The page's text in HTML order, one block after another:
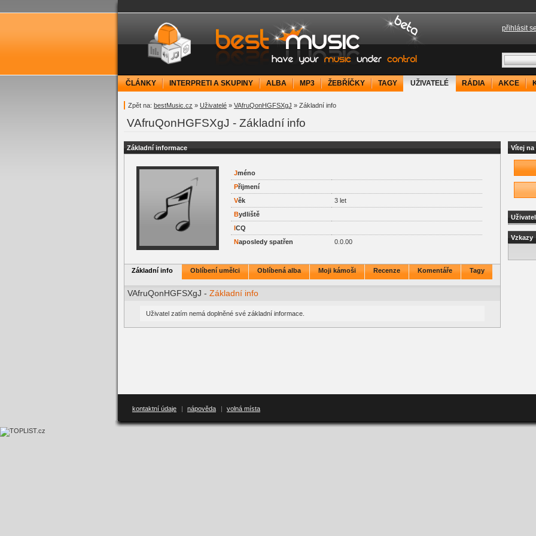
bestMusic.cz - Have your music under control
přihlásit se
ČLÁNKY INTERPRETI A SKUPINY ALBA MP3 ŽEBŘÍČKY TAGY UŽIVATELÉ RÁDIA AKCE
Zpět na: bestMusic.cz » Uživatelé » VAfruQonHGFSXgJ » Základní info
VAfruQonHGFSXgJ - Základní info
Základní informace
Jméno
Přijmení
Věk
3 let
Bydliště
ICQ
Naposledy spatřen 0.0.00
Základní info Oblíbení umělci Oblíbená alba Moji kámoši Recenze Komentáře Tagy
VAfruQonHGFSXgJ - Základní info
Uživatel zatím nemá doplněné své základní informace.
Vítej
Vzkazy
kontaktní údaje | nápověda | volná místa